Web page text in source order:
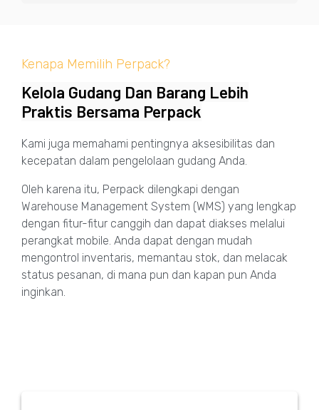
Kenapa Memilih Perpack?
Kelola Gudang Dan Barang Lebih
Praktis Bersama Perpack
Kami juga memahami pentingnya aksesibilitas dan
kecepatan dalam pengelolaan gudang Anda.
Oleh karena itu, Perpack dilengkapi dengan
Warehouse Management System (WMS) yang lengkap
dengan fitur-fitur canggih dan dapat diakses melalui
perangkat mobile. Anda dapat dengan mudah
mengontrol inventaris, memantau stok, dan melacak
status pesanan, di mana pun dan kapan pun Anda
inginkan.